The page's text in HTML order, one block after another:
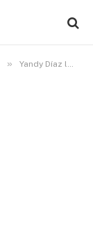
» Yandy Díaz llegó a 8 cuadrangulares en la temporada de Grandes Ligas